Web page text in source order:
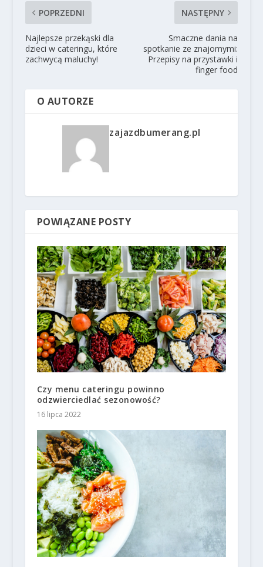
POPRZEDNI
Najlepsze przekąski dla
dzieci w cateringu, które
zachwycą maluchy!
NASTĘPNY
Smaczne dania na
spotkanie ze znajomymi:
Przepisy na przystawki i
finger food
O AUTORZE
zajazdbumerang.pl
POWIĄZANE POSTY
Czy menu cateringu powinno
odzwierciedlać sezonowość?
16 lipca 2022